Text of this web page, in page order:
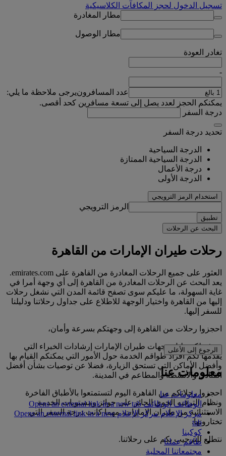
تسجيل الدخول لحجز المكافآت الكلاسيكية
مطار المغادرة
مطار الوصول
تغادر العودة
-
عدد المسافرونيرجى ملاحظة ما يلي:
يمكنكم الحجز لعدد يصل إلى تسعة مسافرين كحد أقصى.
درجة السفر
تحديد درجة السفر
الدرجة السياحية
الدرجة السياحية الممتازة
درجة الأعمال
الدرجة الأولى
استخدام الرمز الترويجي
الرمز الترويجي
تطبيق
البحث عن الرحلات
رحلات طيران الإمارات من القاهرة
العثور على جميع الرحلات المغادرة من القاهرة على emirates.com.
يعد البحث عن الرحلات المغادرة من القاهرة إلى أي وجهة أمرا في
غاية السهولة، ما عليكم سوى تصفح قائمة المدن التي نشغل رحلات
إليها من القاهرة واختيار الوجهة للاطلاع على جداول رحلاتنا ودليلنا
للسفر إليها.
احجزوا رحلات من القاهرة إلى وجهتكم بسرعة وأمان،
ويوفر لكم دليل وجهات طيران الإمارات إرشادات الخبراء التي
يقدمها لكم أفراد طواقم الخدمة حول الأمور التي يمكنكم القيام بها
وأفضل الأماكن التي تستحق الزيارة، فضلا عن توصيات بشأن أفضل
الفنادق والأنشطة والمطاعم في المدينة.
احجزوا رحلاتكم من القاهرة اليوم لتستمتعوا بالأطباق الفاخرة
ونظام الترفيه الجوي الحائز على جوائز ومستويات الخدمة
الاستثنائية من طيران الإمارات، مهما كانت درجة السفر التي
تختارونها.
نتطلع للترحيب بكم على رحلاتنا.
الرجوع إلى الأعلى
معلومات عنا
معلومات عنا
الوظائفالوظائف Opens an external link in a new tab
مركز الإعلام
مركز الإعلام Opens an external link in a new
tab
كوكبنا
طاقم عملنا
مجتمعاتنا المحلية